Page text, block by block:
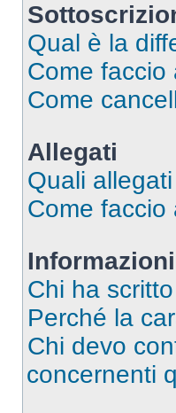
Qual è la
Come faccio
Come
Allegati
Quali
Come faccio
Chi ha
Perché la
Chi devo
concernenti